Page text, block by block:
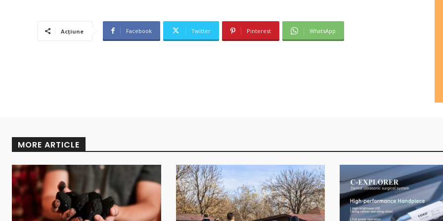
Acțiune Facebook Twitter Pinterest WhatsApp
MORE ARTICLE